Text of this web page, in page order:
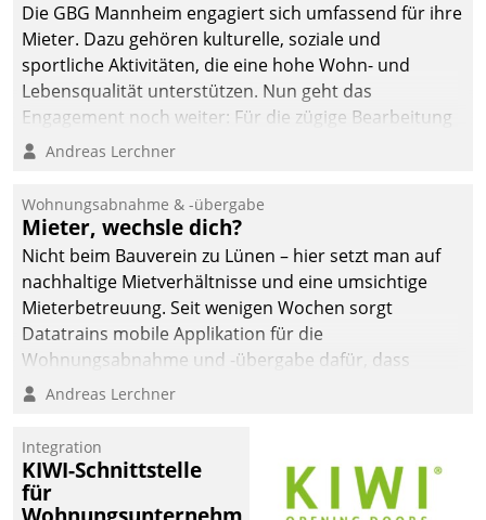
Die GBG Mannheim engagiert sich umfassend für ihre
Mieter. Dazu gehören kulturelle, soziale und
sportliche Aktivitäten, die eine hohe Wohn- und
Lebensqualität unterstützen. Nun geht das
Engagement noch weiter: Für die zügige Bearbeitung
von Beschwerden – oder Lob – richtet das
und Beschwerde-Management einen eigenen Kanal
ein.
Andreas Lerchner
Wohnungsabnahme & -übergabe
Mieter, wechsle dich?
Nicht beim Bauverein zu Lünen – hier setzt man auf
nachhaltige Mietverhältnisse und eine umsichtige
Mieterbetreuung. Seit wenigen Wochen sorgt
Datatrains mobile Applikation für die
Wohnungsabnahme und -übergabe dafür, dass
Mieter wohlgeordnet kommen und, so es sein muss,
Andreas Lerchner
Integration
KIWI-Schnittstelle
für